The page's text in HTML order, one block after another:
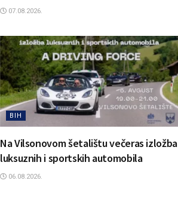
07.08.2026.
BIH
Na Vilsonovom šetalištu večeras izložba
luksuznih i sportskih automobila
06.08.2026.